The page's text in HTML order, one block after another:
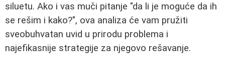
siluetu. Ako i vas muči pitanje "da li je moguće da ih
se rešim i kako?", ova analiza će vam pružiti
sveobuhvatan uvid u prirodu problema i
najefikasnije strategije za njegovo rešavanje.